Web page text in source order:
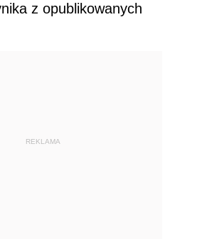
z opublikowanych
REKLAMA